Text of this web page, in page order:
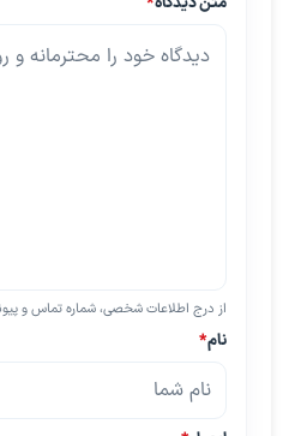
از درج اطلاعات شخصی، شماره تماس و
نام*